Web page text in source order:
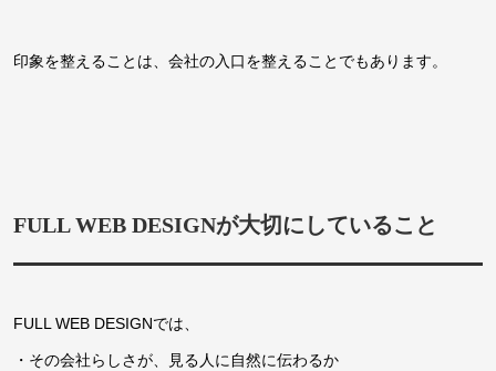
印象を整えることは、会社の入口を整えることでもあります。
FULL WEB DESIGNが大切にしていること
FULL WEB DESIGNでは、
・その会社らしさが、見る人に自然に伝わるか